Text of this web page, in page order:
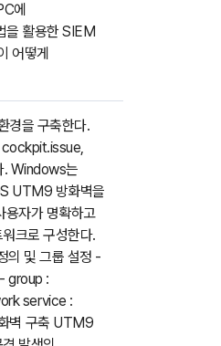
에
을 활용한 SIEM
어떻게
경을 구축한다.
cockpit.issue,
. Windows는
UTM9 방화벽을
용자가 명확하고
크로 구성한다.
의 및 그룹 설정 -
group :
service :
벽 구축 UTM9